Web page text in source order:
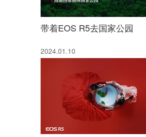
带着EOS R5去国家公园
2024.01.10